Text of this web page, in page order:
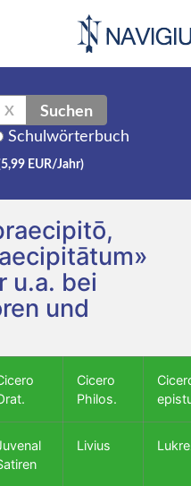
X Suchen
Schulwörterbuch
EUR/Jahr)
u.a. bei
und
Cicero
Philos.
Livius